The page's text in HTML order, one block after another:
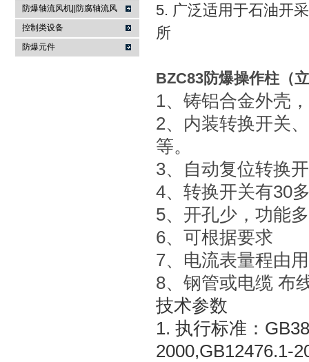
线盒|防爆活接头|防爆挠性管
防爆轴流风机||防腐轴流风
机|防爆排风扇
控制类设备
防爆元件
5. 广泛适用于石油开
所
BZC83防爆操作柱（
1、铸铝合金外壳
2、内装转换开关
等。
3、自动复位转换
4、转换开关有30
5、开孔少，功能
6、可根据要求
7、电流表量程由
8、钢管或电缆 布
技术参数
1. 执行标准：
2000,GB12476.1-